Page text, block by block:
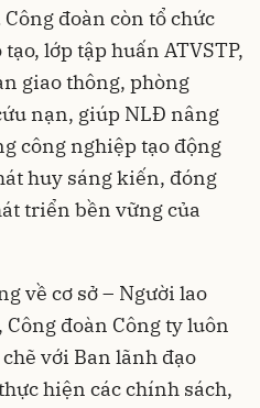
đoàn còn tổ chức
lớp tập huấn ATVSTP,
giao thông, phòng
nạn, giúp NLĐ nâng
công nghiệp tạo động
huy sáng kiến, đóng
triển bền vững của
về cơ sở – Người lao
Công đoàn Công ty luôn
với Ban lãnh đạo
hiện các chính sách,